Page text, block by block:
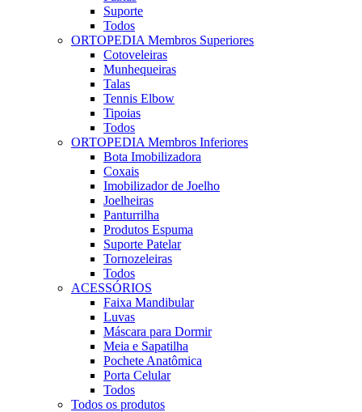
Suporte
Todos
ORTOPEDIA Membros Superiores
Cotoveleiras
Munhequeiras
Talas
Tennis Elbow
Tipoias
Todos
ORTOPEDIA Membros Inferiores
Bota Imobilizadora
Coxais
Imobilizador de Joelho
Joelheiras
Panturrilha
Produtos Espuma
Suporte Patelar
Tornozeleiras
Todos
ACESSÓRIOS
Faixa Mandibular
Luvas
Máscara para Dormir
Meia e Sapatilha
Pochete Anatômica
Porta Celular
Todos
Todos os produtos